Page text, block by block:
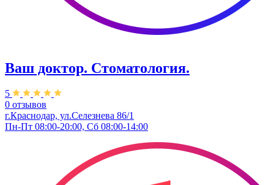
Ваш доктор. Стоматология.
5
0 отзывов
г.Краснодар, ул.Селезнева 86/1
Пн-Пт 08:00-20:00, Сб 08:00-14:00